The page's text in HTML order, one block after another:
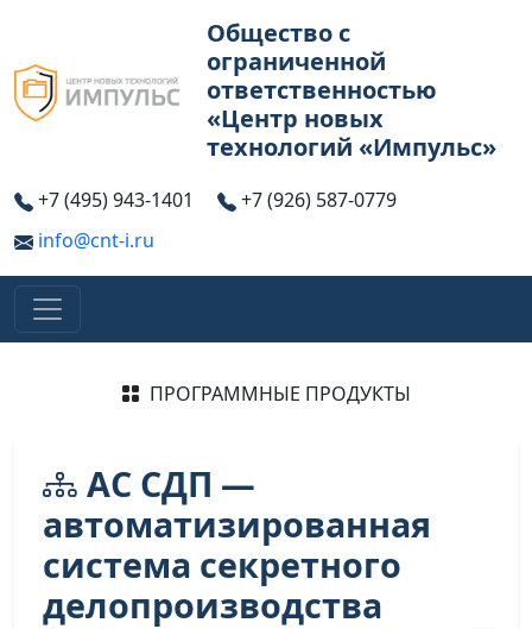
Общество с
ограниченной
ответственностью
«Центр новых
технологий «Импульс»
+7 (495) 943-1401
+7 (926) 587-0779
info@cnt-i.ru
ПРОГРАММНЫЕ ПРОДУКТЫ
АС СДП —
автоматизированная
система секретного
делопроизводства